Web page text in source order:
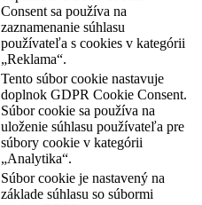
Consent sa používa na
zaznamenanie súhlasu
používateľa s cookies v kategórii
„Reklama“.
Tento súbor cookie nastavuje
doplnok GDPR Cookie Consent.
Súbor cookie sa používa na
uloženie súhlasu používateľa pre
súbory cookie v kategórii
„Analytika“.
Súbor cookie je nastavený na
základe súhlasu so súbormi